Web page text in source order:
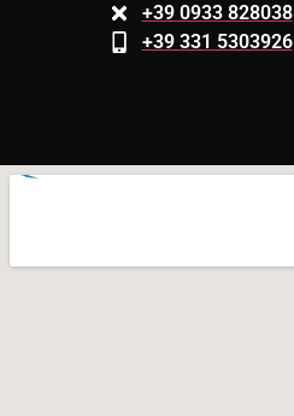
+39 0933 828038
+39 331 5303926